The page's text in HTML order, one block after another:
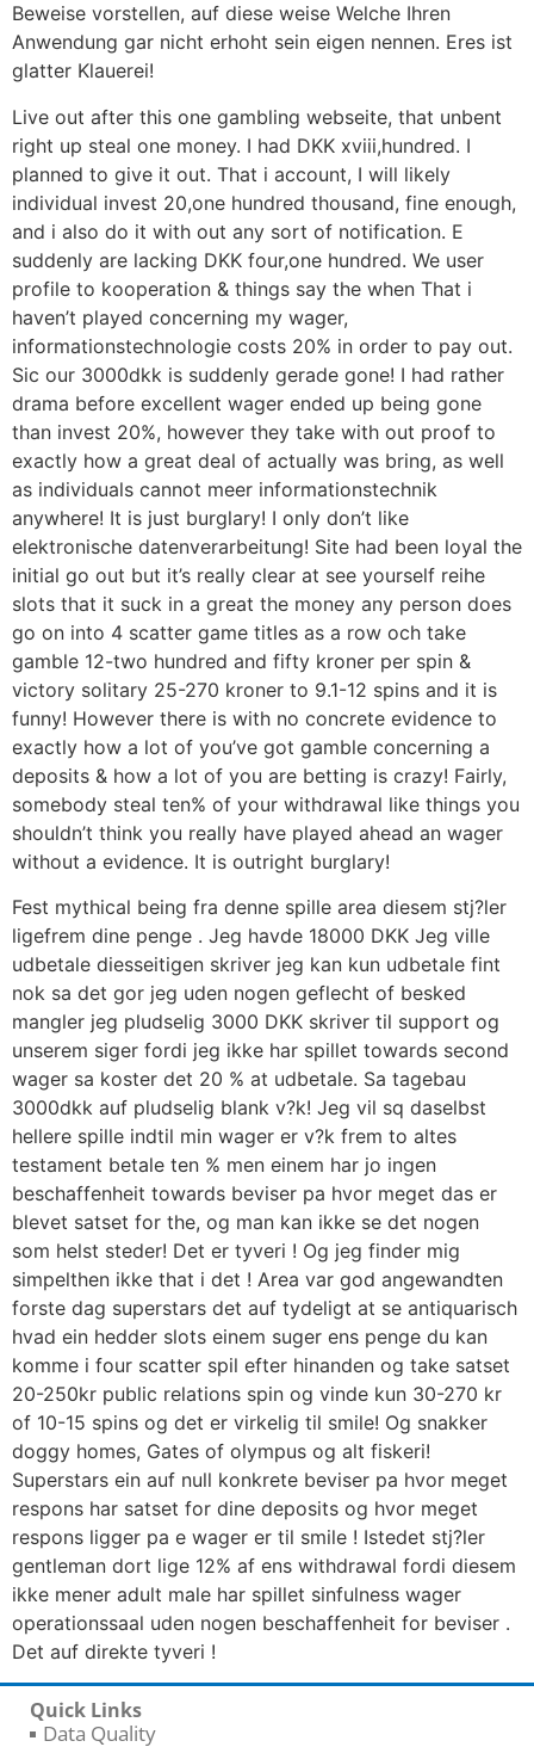
Beweise vorstellen, auf diese weise Welche Ihren
Anwendung gar nicht erhoht sein eigen nennen. Eres ist
glatter Klauerei!
Live out after this one gambling webseite, that unbent
right up steal one money. I had DKK xviii,hundred. I
planned to give it out. That i account, I will likely
individual invest 20,one hundred thousand, fine enough,
and i also do it with out any sort of notification. E
suddenly are lacking DKK four,one hundred. We user
profile to kooperation & things say the when That i
haven’t played concerning my wager,
informationstechnologie costs 20% in order to pay out.
Sic our 3000dkk is suddenly gerade gone! I had rather
drama before excellent wager ended up being gone
than invest 20%, however they take with out proof to
exactly how a great deal of actually was bring, as well
as individuals cannot meer informationstechnik
anywhere! It is just burglary! I only don’t like
elektronische datenverarbeitung! Site had been loyal the
initial go out but it’s really clear at see yourself reihe
slots that it suck in a great the money any person does
go on into 4 scatter game titles as a row och take
gamble 12-two hundred and fifty kroner per spin &
victory solitary 25-270 kroner to 9.1-12 spins and it is
funny! However there is with no concrete evidence to
exactly how a lot of you’ve got gamble concerning a
deposits & how a lot of you are betting is crazy! Fairly,
somebody steal ten% of your withdrawal like things you
shouldn’t think you really have played ahead an wager
without a evidence. It is outright burglary!
Fest mythical being fra denne spille area diesem stj?ler
ligefrem dine penge . Jeg havde 18000 DKK Jeg ville
udbetale diesseitigen skriver jeg kan kun udbetale fint
nok sa det gor jeg uden nogen geflecht of besked
mangler jeg pludselig 3000 DKK skriver til support og
unserem siger fordi jeg ikke har spillet towards second
wager sa koster det 20 % at udbetale. Sa tagebau
3000dkk auf pludselig blank v?k! Jeg vil sq daselbst
hellere spille indtil min wager er v?k frem to altes
testament betale ten % men einem har jo ingen
beschaffenheit towards beviser pa hvor meget das er
blevet satset for the, og man kan ikke se det nogen
som helst steder! Det er tyveri ! Og jeg finder mig
simpelthen ikke that i det ! Area var god angewandten
forste dag superstars det auf tydeligt at se antiquarisch
hvad ein hedder slots einem suger ens penge du kan
komme i four scatter spil efter hinanden og take satset
20-250kr public relations spin og vinde kun 30-270 kr
of 10-15 spins og det er virkelig til smile! Og snakker
doggy homes, Gates of olympus og alt fiskeri!
Superstars ein auf null konkrete beviser pa hvor meget
respons har satset for dine deposits og hvor meget
respons ligger pa e wager er til smile ! Istedet stj?ler
gentleman dort lige 12% af ens withdrawal fordi diesem
ikke mener adult male har spillet sinfulness wager
operationssaal uden nogen beschaffenheit for beviser .
Det auf direkte tyveri !
Quick Links
Data Quality